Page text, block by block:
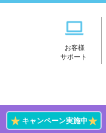
お客様
サポート
★キャンペーン実施中★